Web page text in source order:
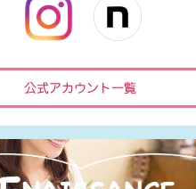
公式アカウント一覧